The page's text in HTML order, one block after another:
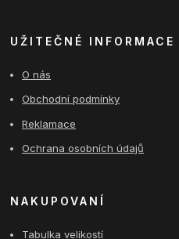
UŽITEČNÉ INFORMACE
O nás
Obchodní podmínky
Reklamace
Ochrana osobních údajů
NAKUPOVANÍ
Tabulka velikostí